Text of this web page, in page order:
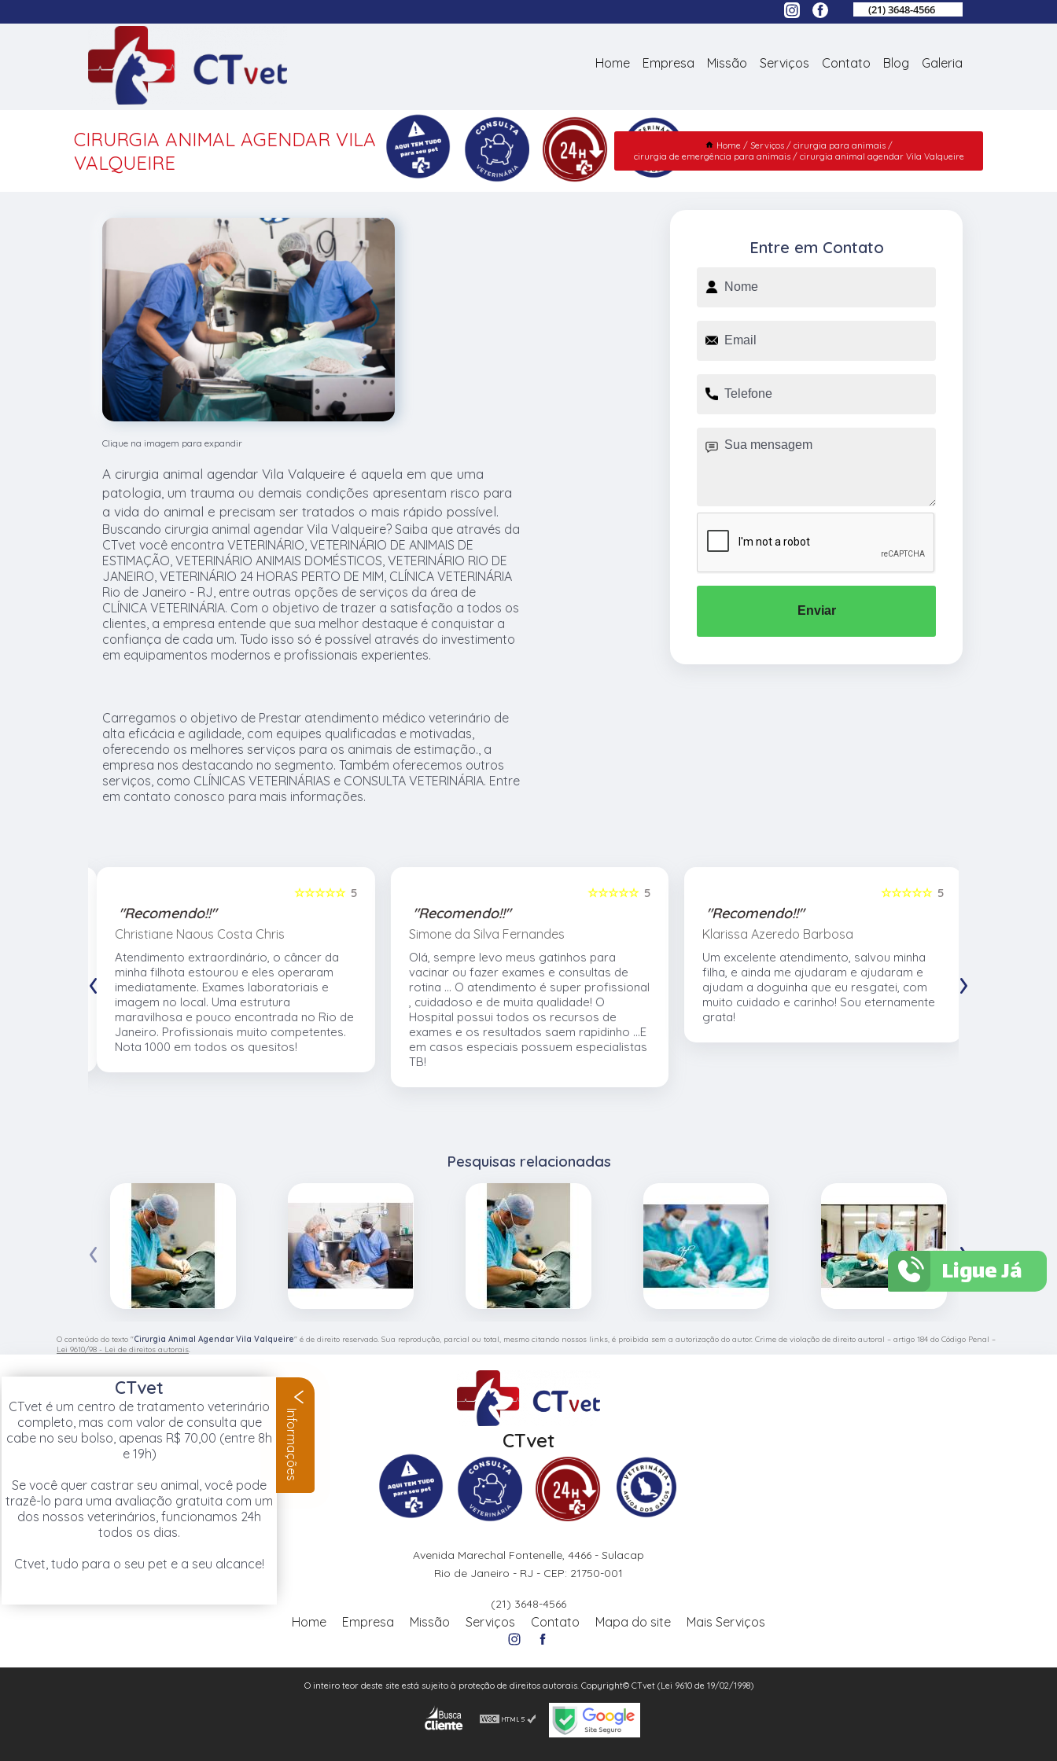
(21) 3648-4566
Home Empresa Missão Serviços Contato Blog Galeria
CIRURGIA ANIMAL AGENDAR VILA
VALQUEIRE
Home Serviços
cirurgia para animais
cirurgia de emergência para animais
cirurgia animal agendar Vila Valqueire
Clique na imagem para expandir
A cirurgia animal agendar Vila Valqueire é aquela em que uma
patologia, um trauma ou demais condições apresentam risco para
a vida do animal e precisam ser tratados o mais rápido possível.
Buscando cirurgia animal agendar Vila Valqueire? Saiba que através da
CTvet você encontra VETERINÁRIO, VETERINÁRIO DE ANIMAIS DE
ESTIMAÇÃO, VETERINÁRIO ANIMAIS DOMÉSTICOS, VETERINÁRIO RIO DE
JANEIRO, VETERINÁRIO 24 HORAS PERTO DE MIM, CLÍNICA VETERINÁRIA
Rio de Janeiro - RJ, entre outras opções de serviços da área de
CLÍNICA VETERINÁRIA. Com o objetivo de trazer a satisfação a todos os
clientes, a empresa entende que sua melhor destaque é conquistar a
confiança de cada um. Tudo isso só é possível através do investimento
em equipamentos modernos e profissionais experientes.
Carregamos o objetivo de Prestar atendimento médico veterinário de
alta eficácia e agilidade, com equipes qualificadas e motivadas,
oferecendo os melhores serviços para os animais de estimação., a
empresa nos destacando no segmento. Também oferecemos outros
serviços, como CLÍNICAS VETERINÁRIAS e CONSULTA VETERINÁRIA. Entre
em contato conosco para mais informações.
Entre em Contato
Enviar
5
☆☆☆☆☆
"Recomendo!!"
Christiane Naous Costa Chris
Atendimento extraordinário, o câncer da
minha filhota estourou e eles operaram
imediatamente. Exames laboratoriais e
imagem no local. Uma estrutura
maravilhosa e pouco encontrada no Rio de
Janeiro. Profissionais muito competentes.
Nota 1000 em todos os quesitos!
5
☆☆☆☆☆
"Recomendo!!"
Simone da Silva Fernandes
Olá, sempre levo meus gatinhos para
vacinar ou fazer exames e consultas de
rotina ... O atendimento é super profissional
, cuidadoso e de muita qualidade! O
Hospital possui todos os recursos de
exames e os resultados saem rapidinho ...E
em casos especiais possuem especialistas
TB!
5
☆☆☆☆☆
"Recomendo!!"
Klarissa Azeredo Barbosa
Um excelente atendimento, salvou minha
filha, e ainda me ajudaram e ajudaram e
ajudam a doguinha que eu resgatei, com
muito cuidado e carinho! Sou eternamente
grata!
‹ ›
Pesquisas relacionadas
‹ ›
O conteúdo do texto "Cirurgia Animal Agendar Vila Valqueire" é de direito reservado. Sua reprodução, parcial ou total, mesmo citando nossos links, é proibida sem a autorização do autor. Crime de violação de direito autoral – artigo 184 do Código Penal –
Lei 9610/98 - Lei de direitos autorais
CTvet
Avenida Marechal Fontenelle, 4466 - Sulacap
Rio de Janeiro - RJ - CEP: 21750-001
(21) 3648-4566
Home Empresa Missão Serviços Contato Mapa do site Mais Serviços
O inteiro teor deste site está sujeito à proteção de direitos autorais. Copyright© CTvet (Lei 9610 de 19/02/1998)
CTvet
CTvet é um centro de tratamento veterinário
completo, mas com valor de consulta que
cabe no seu bolso, apenas R$ 70,00 (entre 8h
e 19h)
Se você quer castrar seu animal, você pode
trazê-lo para uma avaliação gratuita com um
dos nossos veterinários, funcionamos 24h
todos os dias.
Ctvet, tudo para o seu pet e a seu alcance!
Informações
Ligue Já